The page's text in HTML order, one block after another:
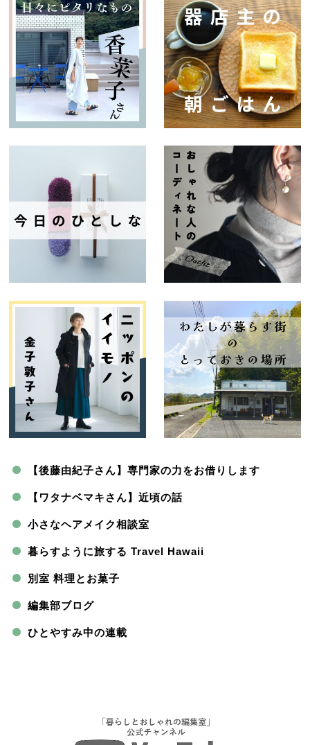
【後藤由紀子さん】専門家の力をお借りします
【ワタナベマキさん】近頃の話
小さなヘアメイク相談室
暮らすように旅する Travel Hawaii
別室 料理とお菓子
編集部ブログ
ひとやすみ中の連載